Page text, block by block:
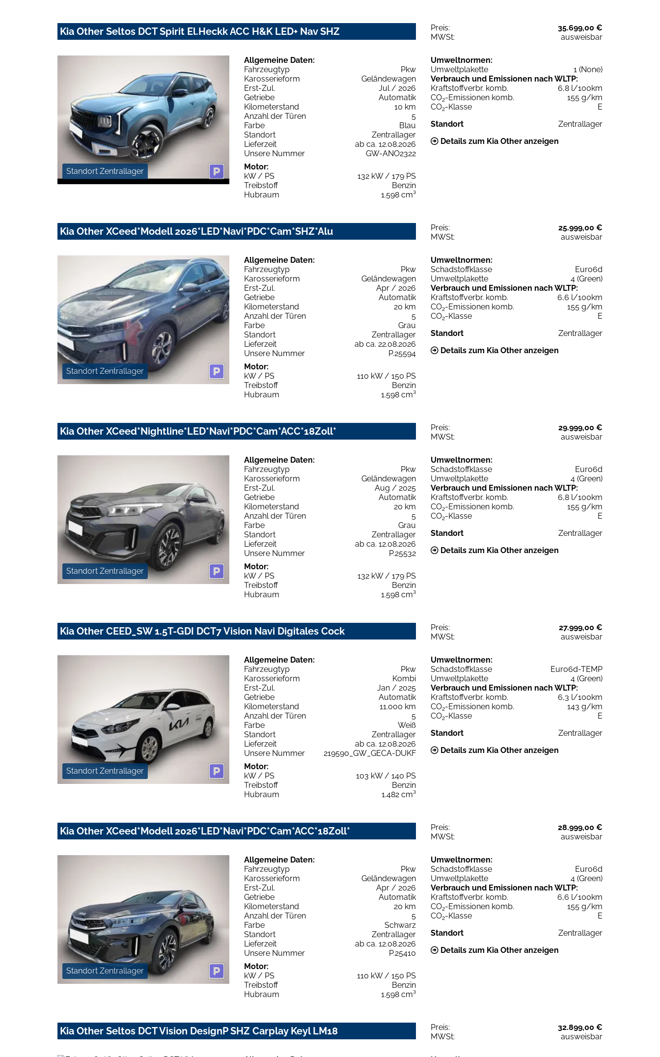
Kia Other Seltos DCT Spirit El.Heckk ACC H&K LED+ Nav SHZ Preis:
35.699,00 €
MWSt:
ausweisbar
Standort Zentrallager
Allgemeine Daten:
Fahrzeugtyp
Pkw
Karosserieform
Geländewagen
Erst-Zul.
Jul / 2026
Getriebe
Automatik
Kilometerstand
10 km
Anzahl der Türen
5
Farbe
Blau
Standort
Zentrallager
Lieferzeit
ab ca. 12.08.2026
Unsere Nummer
GW-ANO2322
Motor:
kW / PS
132 kW / 179 PS
Treibstoff
Benzin
Hubraum
1.598 cm³
Umweltnormen:
Umweltplakette
1 (None)
Verbrauch und Emissionen nach WLTP:
Kraftstoffverbr. komb.
6,8 l/100km
CO2-Emissionen komb.
155 g/km
CO2-Klasse
E
Standort
Zentrallager
Details zum Kia Other anzeigen
Kia Other XCeed*Modell 2026*LED*Navi*PDC*Cam*SHZ*Alu Preis:
25.999,00 €
MWSt:
ausweisbar
Standort Zentrallager
Allgemeine Daten:
Fahrzeugtyp
Pkw
Karosserieform
Geländewagen
Erst-Zul.
Apr / 2026
Getriebe
Automatik
Kilometerstand
20 km
Anzahl der Türen
5
Farbe
Grau
Standort
Zentrallager
Lieferzeit
ab ca. 22.08.2026
Unsere Nummer
P.25594
Motor:
kW / PS
110 kW / 150 PS
Treibstoff
Benzin
Hubraum
1.598 cm³
Umweltnormen:
Schadstoffklasse
Euro6d
Umweltplakette
4 (Green)
Verbrauch und Emissionen nach WLTP:
Kraftstoffverbr. komb.
6,6 l/100km
CO2-Emissionen komb.
155 g/km
CO2-Klasse
E
Standort
Zentrallager
Details zum Kia Other anzeigen
Kia Other XCeed*Nightline*LED*Navi*PDC*Cam*ACC*18Zoll* Preis:
29.999,00 €
MWSt:
ausweisbar
Standort Zentrallager
Allgemeine Daten:
Fahrzeugtyp
Pkw
Karosserieform
Geländewagen
Erst-Zul.
Aug / 2025
Getriebe
Automatik
Kilometerstand
20 km
Anzahl der Türen
5
Farbe
Grau
Standort
Zentrallager
Lieferzeit
ab ca. 12.08.2026
Unsere Nummer
P.25532
Motor:
kW / PS
132 kW / 179 PS
Treibstoff
Benzin
Hubraum
1.598 cm³
Umweltnormen:
Schadstoffklasse
Euro6d
Umweltplakette
4 (Green)
Verbrauch und Emissionen nach WLTP:
Kraftstoffverbr. komb.
6,8 l/100km
CO2-Emissionen komb.
155 g/km
CO2-Klasse
E
Standort
Zentrallager
Details zum Kia Other anzeigen
Kia Other CEED_SW 1.5T-GDI DCT7 Vision Navi Digitales Cock Preis:
27.999,00 €
MWSt:
ausweisbar
Standort Zentrallager
Allgemeine Daten:
Fahrzeugtyp
Pkw
Karosserieform
Kombi
Erst-Zul.
Jan / 2025
Getriebe
Automatik
Kilometerstand
11.000 km
Anzahl der Türen
5
Farbe
Weiß
Standort
Zentrallager
Lieferzeit
ab ca. 12.08.2026
Unsere Nummer
219590_GW_GECA-DUKF
Motor:
kW / PS
103 kW / 140 PS
Treibstoff
Benzin
Hubraum
1.482 cm³
Umweltnormen:
Schadstoffklasse
Euro6d-TEMP
Umweltplakette
4 (Green)
Verbrauch und Emissionen nach WLTP:
Kraftstoffverbr. komb.
6,3 l/100km
CO2-Emissionen komb.
143 g/km
CO2-Klasse
E
Standort
Zentrallager
Details zum Kia Other anzeigen
Kia Other XCeed*Modell 2026*LED*Navi*PDC*Cam*ACC*18Zoll* Preis:
28.999,00 €
MWSt:
ausweisbar
Standort Zentrallager
Allgemeine Daten:
Fahrzeugtyp
Pkw
Karosserieform
Geländewagen
Erst-Zul.
Apr / 2026
Getriebe
Automatik
Kilometerstand
20 km
Anzahl der Türen
5
Farbe
Schwarz
Standort
Zentrallager
Lieferzeit
ab ca. 12.08.2026
Unsere Nummer
P.25410
Motor:
kW / PS
110 kW / 150 PS
Treibstoff
Benzin
Hubraum
1.598 cm³
Umweltnormen:
Schadstoffklasse
Euro6d
Umweltplakette
4 (Green)
Verbrauch und Emissionen nach WLTP:
Kraftstoffverbr. komb.
6,6 l/100km
CO2-Emissionen komb.
155 g/km
CO2-Klasse
E
Standort
Zentrallager
Details zum Kia Other anzeigen
Kia Other Seltos DCT Vision DesignP SHZ Carplay Keyl LM18 Preis:
32.899,00 €
MWSt:
ausweisbar